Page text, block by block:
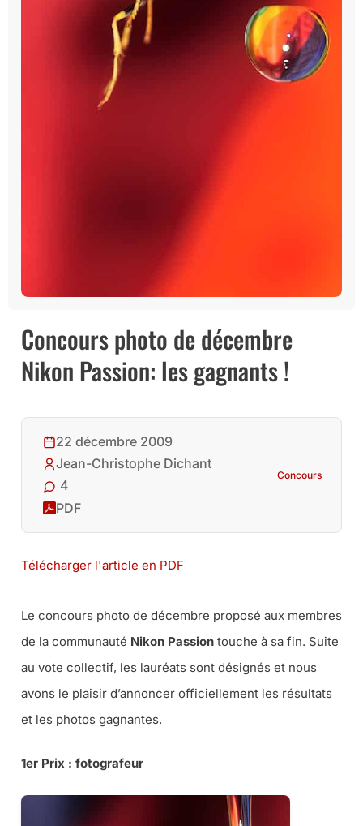
Concours photo de décembre
Nikon Passion: les gagnants !
22 décembre 2009
Jean-Christophe Dichant
4
PDF
Concours
Télécharger l'article en PDF
Le concours photo de décembre proposé aux membres
de la communauté Nikon Passion touche à sa fin. Suite
au vote collectif, les lauréats sont désignés et nous
avons le plaisir d’annoncer officiellement les résultats
et les photos gagnantes.
1er Prix : fotografeur